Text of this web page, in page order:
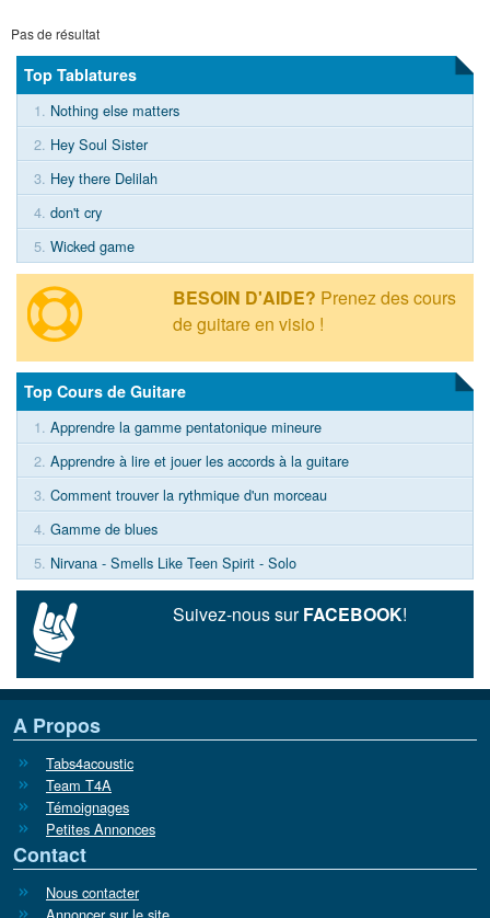
Pas de résultat
Top Tablatures
1. Nothing else matters
2. Hey Soul Sister
3. Hey there Delilah
4. don't cry
5. Wicked game
BESOIN D'AIDE? Prenez des cours
de guitare en visio !
Top Cours de Guitare
1. Apprendre la gamme pentatonique mineure
2. Apprendre à lire et jouer les accords à la guitare
3. Comment trouver la rythmique d'un morceau
4. Gamme de blues
5. Nirvana - Smells Like Teen Spirit - Solo
Suivez-nous surFACEBOOK!
A Propos
Tabs4acoustic
Team T4A
Témoignages
Petites Annonces
Contact
Nous contacter